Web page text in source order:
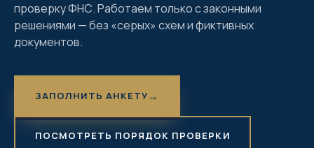
проверку ФНС. Работаем только с законными
решениями — без «серых» схем и фиктивных
документов.
ЗАПОЛНИТЬ АНКЕТУ
ПОСМОТРЕТЬ ПОРЯДОК ПРОВЕРКИ